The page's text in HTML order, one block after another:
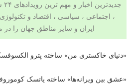
، اجتماعی ، سیاسی ، اقتصاد و تکنولوژی
ایران و سایر مناطق جهان را در
«دنیای خاکستری من» ساخته پترو الکسوفسکی
«عشق بین ویرانه‌ها» ساخته یاتسک